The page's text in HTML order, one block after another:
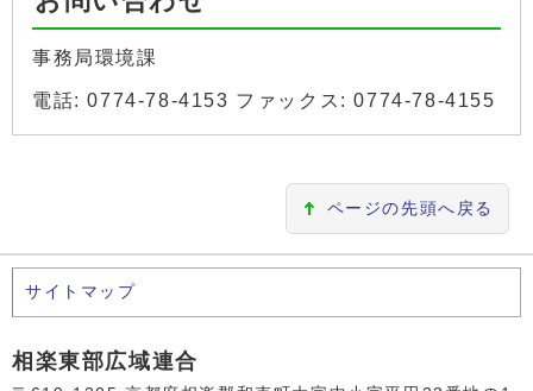
事務局環境課
電話: 0774-78-4153 ファックス: 0774-78-4155
ページの先頭へ戻る
サイトマップ
相楽東部広域連合